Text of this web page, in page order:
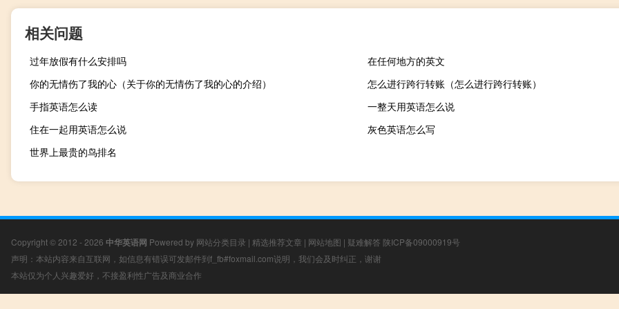
相关问题
过年放假有什么安排吗
在任何地方的英文
你的无情伤了我的心（关于你的无情伤了我的心的介绍）
怎么进行跨行转账（怎么进行跨行转账）
手指英语怎么读
一整天用英语怎么说
住在一起用英语怎么说
灰色英语怎么写
世界上最贵的鸟排名
Copyright © 2012 - 2026 中华英语网 Powered by 网站分类目录 | 精选推荐文章 | 网站地图 | 疑难解答 陕ICP备09000919号
声明：本站内容来自互联网，如信息有错误可发邮件到f_fb#foxmail.com说明，我们会及时纠正，谢谢
本站仅为个人兴趣爱好，不接盈利性广告及商业合作